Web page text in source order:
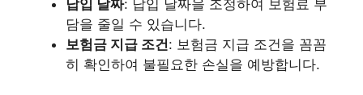
납입 날짜: 납입 날짜을 조정하여 보험료 부
담을 줄일 수 있습니다.
보험금 지급 조건: 보험금 지급 조건을 꼼꼼
히 확인하여 불필요한 손실을 예방합니다.